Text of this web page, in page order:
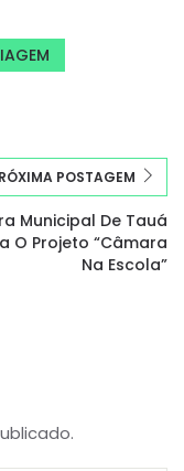
POSTAGEM
Municipal De Tauá
O Projeto “Câmara
Na Escola”